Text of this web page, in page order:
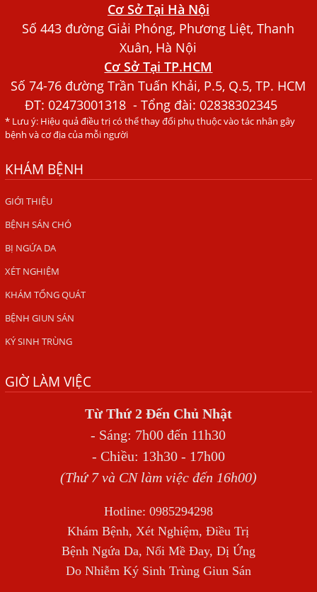
Xét Nghiệm Giun Sán Gồm Những Loại Nào? Chi Phí Bao
Nhiêu?
Người Đàn Ông Phát Ban Mẩn Đỏ Khắp Người, Sau Ba
Tháng Mới Tìm Ra Nguyên Nhân
Đau Mắt Đỏ, Nguyên Nhân Và Cách Điều Trị
HÀ NỘI – PHÁT BAN MẨN ĐỎ KHẮP NGƯỜI, ĐI KHÁM
PHÁT HIỆN NHIỄM KÝ SINH TRÙNG
Ăn hải sản sống, coi chừng nhiễm giun sán
HÀ NỘI – NHIỄM BA LOẠI KÝ SINH TRÙNG DO THÓI QUEN
ĂN MỘT MÓN ĂN SÁNG
ngứa?
SÁN TRONG NÃO GÂY RA CÁC TRIỆU CHỨNG NHƯ TÂM
THẦN
BỆNH GIUN XOẮN
Địa Chỉ Điều Trị Bệnh Sán Dây Uy Tín Tại Hà Nội
Đầu Hàng Vì Trị Nhiều Lần Không Khỏi
NHIỄM TRÙNG NÃO DO AMIP, VIÊM MÀNG NÃO DO AMIP
NGUYÊN PHÁT
BÍ QUYẾT GIÚP ĐƯỜNG RUỘT KHỎE LẠI
Cơ Sở Tại Hà Nội
Số 443 đường Giải Phóng, Phương Liệt, Thanh
Xuân, Hà Nội
Cơ Sở Tại TP.HCM
Số 74-76 đường Trần Tuấn Khải, P.5, Q.5, TP. HCM
ĐT:02473001318 - Tổng đài: 02838302345
* Lưu ý: Hiệu quả điều trị có thể thay đổi phụ thuộc vào tác nhân gây
bệnh và cơ địa của mỗi người
KHÁM BỆNH
GIỚI THIỆU
BỆNH SÁN CHÓ
BỊ NGỨA DA
XÉT NGHIỆM
KHÁM TỔNG QUÁT
BỆNH GIUN SÁN
KÝ SINH TRÙNG
GIỜ LÀM VIỆC
Từ Thứ 2 Đến Chủ Nhật
- Sáng: 7h00 đến 11h30
- Chiều: 13h30 - 17h00
(Thứ 7 và CN làm việc đến 16h00)
Hotline: 0985294298
Khám Bệnh, Xét Nghiệm, Điều Trị
Bệnh Ngứa Da, Nổi Mề Đay, Dị Ứng
Do Nhiễm Ký Sinh Trùng Giun Sán